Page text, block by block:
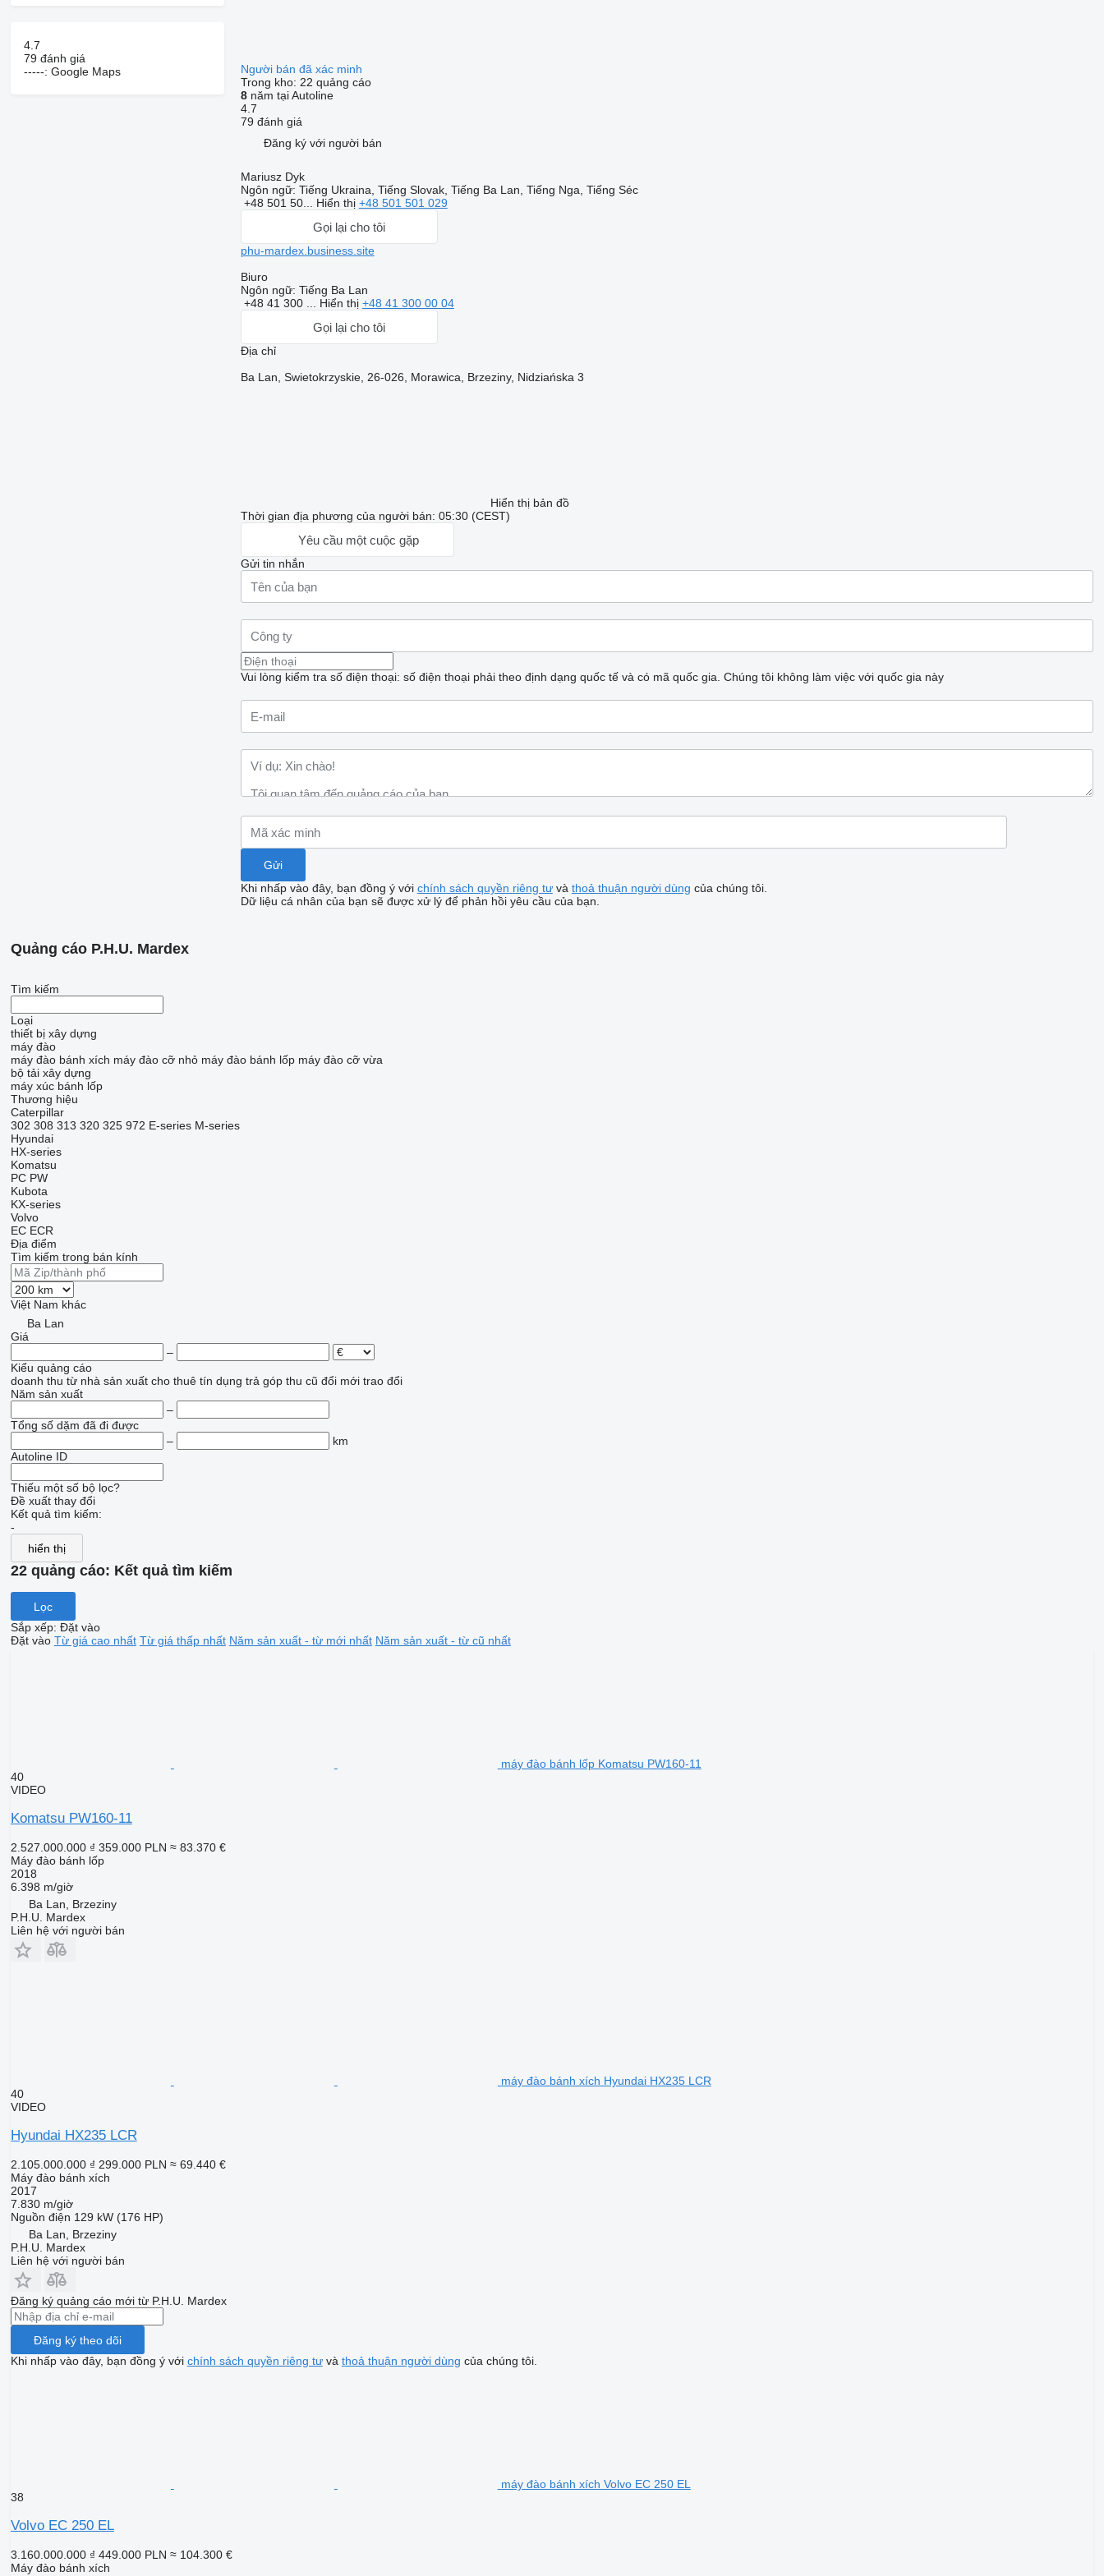
4.7
79 đánh giá
-----: Google Maps
Người bán đã xác minh
Trong kho: 22 quảng cáo
8năm tại Autoline
4.7
79 đánh giá
Đăng ký với người bán
Mariusz Dyk
Ngôn ngữ: Tiếng Ukraina, Tiếng Slovak, Tiếng Ba Lan, Tiếng Nga, Tiếng Séc
+48 501 50... Hiển thị +48 501 501 029
Gọi lại cho tôi
phu-mardex.business.site
Biuro
Ngôn ngữ: Tiếng Ba Lan
+48 41 300 ... Hiển thị +48 41 300 00 04
Gọi lại cho tôi
Địa chỉ
Ba Lan, Swietokrzyskie, 26-026, Morawica, Brzeziny, Nidziańska 3
Hiển thị bản đồ
Thời gian địa phương của người bán: 05:30 (CEST)
Yêu cầu một cuộc gặp
Gửi tin nhắn
Vui lòng kiểm tra số điện thoại: số điện thoại phải theo định dạng quốc tế và có mã quốc gia. Chúng tôi không làm việc với quốc gia này
Khi nhấp vào đây, bạn đồng ý với chính sách quyền riêng tưvà thoả thuận người dùng của chúng tôi.
Dữ liệu cá nhân của bạn sẽ được xử lý để phản hồi yêu cầu của bạn.
Quảng cáo P.H.U. Mardex
Tìm kiếm
Loại
thiết bị xây dựng
máy đào
máy đào bánh xích máy đào cỡ nhỏ máy đào bánh lốp máy đào cỡ vừa
bộ tải xây dựng
máy xúc bánh lốp
Thương hiệu
Caterpillar
302 308 313 320 325 972 E-series M-series
Hyundai
HX-series
Komatsu
PC PW
Kubota
KX-series
Volvo
EC ECR
Địa điểm
Tìm kiếm trong bán kính
Việt Nam khác
Ba Lan
Giá
–
Kiểu quảng cáo
doanh thu từ nhà sản xuất cho thuê tín dụng trả góp thu cũ đổi mới trao đổi
Năm sản xuất
–
Tổng số dặm đã đi được
–
km
Autoline ID
Thiếu một số bộ lọc?
Đề xuất thay đổi
Kết quả tìm kiếm:
-
hiển thị
22 quảng cáo: Kết quả tìm kiếm
Lọc
Sắp xếp: Đặt vào
Đặt vào Từ giá cao nhất Từ giá thấp nhất Năm sản xuất - từ mới nhất Năm sản xuất - từ cũ nhất
máy đào bánh lốp Komatsu PW160-11
40
VIDEO
Komatsu PW160-11
2.527.000.000 ₫ 359.000 PLN ≈ 83.370 €
Máy đào bánh lốp
2018
6.398 m/giờ
Ba Lan, Brzeziny
P.H.U. Mardex
Liên hệ với người bán
máy đào bánh xích Hyundai HX235 LCR
40
VIDEO
Hyundai HX235 LCR
2.105.000.000 ₫ 299.000 PLN ≈ 69.440 €
Máy đào bánh xích
2017
7.830 m/giờ
Nguồn điện 129 kW (176 HP)
Ba Lan, Brzeziny
P.H.U. Mardex
Liên hệ với người bán
Đăng ký quảng cáo mới từ P.H.U. Mardex
Đăng ký theo dõi
Khi nhấp vào đây, bạn đồng ý với chính sách quyền riêng tưvà thoả thuận người dùng của chúng tôi.
máy đào bánh xích Volvo EC 250 EL
38
Volvo EC 250 EL
3.160.000.000 ₫ 449.000 PLN ≈ 104.300 €
Máy đào bánh xích